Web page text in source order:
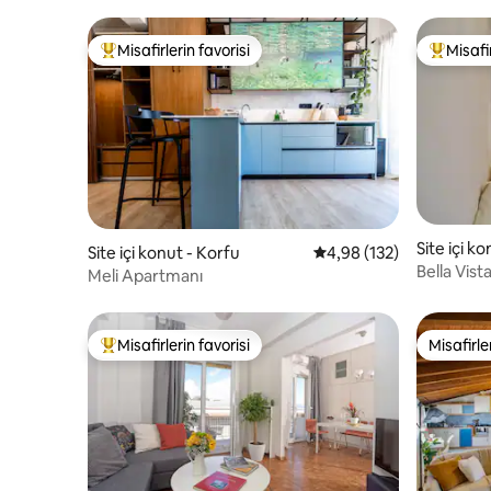
Misafirlerin favorilerinden en beğenilenler arasında
Misafirlerin favorisi
Site içi konut - Korfu 5 üzerinden ortalama
4,98 (132)
Meli Apartmanı
Site içi
Bella
Misafirlerin favorilerinden en beğenilenler arasında
Misafirlerin favorisi